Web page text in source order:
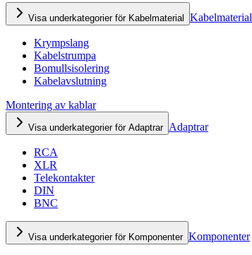
Visa underkategorier för Kabelmaterial Kabelmaterial
Krympslang
Kabelstrumpa
Bomullsisolering
Kabelavslutning
Montering av kablar
Visa underkategorier för Adaptrar Adaptrar
RCA
XLR
Telekontakter
DIN
BNC
Visa underkategorier för Komponenter Komponenter